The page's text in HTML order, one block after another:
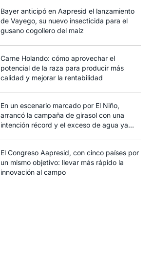
Bayer anticipó en Aapresid el lanzamiento
de Vayego, su nuevo insecticida para el
gusano cogollero del maíz
Carne Holando: cómo aprovechar el
potencial de la raza para producir más
calidad y mejorar la rentabilidad
En un escenario marcado por El Niño,
arrancó la campaña de girasol con una
intención récord y el exceso de agua ya
El Congreso Aapresid, con cinco países por
un mismo objetivo: llevar más rápido la
innovación al campo